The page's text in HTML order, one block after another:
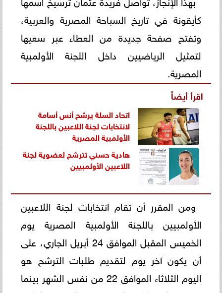
كأيقونة في تاريخ السباحة المصرية والعربية،
وتفتح صفحة جديدة من العطاء عبر سعيها
لتمثيل الرياضيين داخل اللجنة الأولمبية
المصرية.
اقرأ أيضاً
اتحاد السلة يرشح أنس أسامة
لانتخابات لجنة اللاعبين باللجنة
الأولمبية المصرية
هادية حسني تترشح لعضوية لجنة
اللاعبين الأولمبيين
ومن المقرر أن تقام انتخابات لجنة اللاعبين
الأولمبيين باللجنة الأولمبية المصرية يوم
الخميس المقبل الموافق 24 أبريل الجاري، على
أن يكون آخر يوم لتقديم طلبات الترشح هو
اليوم الثلاثاء الموافق 22 من نفس الشهر بينما